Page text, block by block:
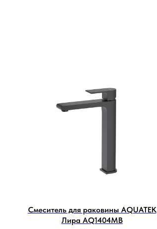
Смеситель для раковины AQUATEK
Лира AQ1404MB